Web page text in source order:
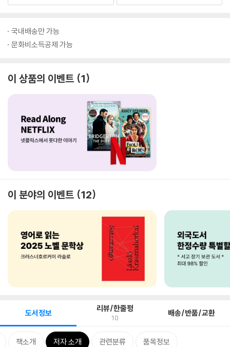
국내배송만 가능
문화비소득공제 가능
이 상품의 이벤트 1
이 분야의 이벤트 12
도서정보 리뷰/한줄평
10 배송/반품/교환
책소개 저자 소개 관련분류 품목정보